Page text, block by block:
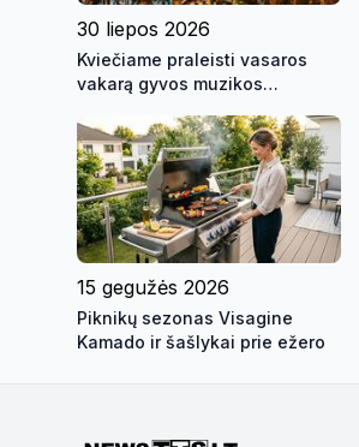
30 liepos 2026
Kviečiame praleisti vasaros
vakarą gyvos muzikos
ežero kranto!
15 gegužės 2026
Piknikų sezonas Visagine
Kamado ir šašlykai prie ežero